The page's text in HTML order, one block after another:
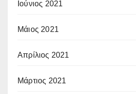
Ιούνιος 2021
Μάιος 2021
Απρίλιος 2021
Μάρτιος 2021